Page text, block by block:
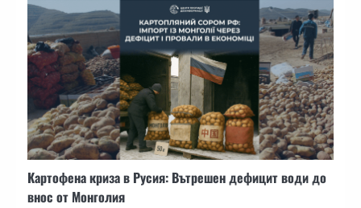
Картофена криза в Русия: Вътрешен дефицит води до
внос от Монголия